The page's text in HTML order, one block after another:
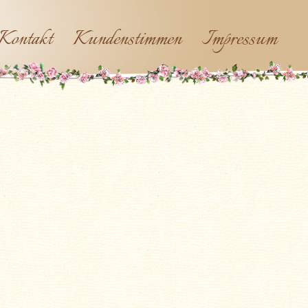
Kundenstimmen Impressum